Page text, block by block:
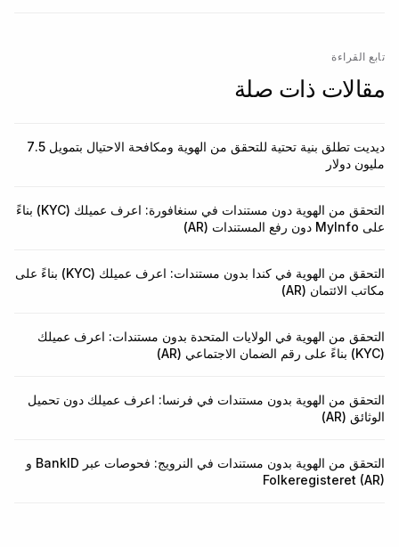
تابع القراءة
مقالات ذات صلة
ديديت تطلق بنية تحتية للتحقق من الهوية ومكافحة الاحتيال بتمويل 7.5
مليون دولار
التحقق من الهوية دون مستندات في سنغافورة: اعرف عميلك (KYC) بناءً
على MyInfo دون رفع المستندات (AR)
التحقق من الهوية في كندا بدون مستندات: اعرف عميلك (KYC) بناءً على
مكاتب الائتمان (AR)
التحقق من الهوية في الولايات المتحدة بدون مستندات: اعرف عميلك
(KYC) بناءً على رقم الضمان الاجتماعي (AR)
التحقق من الهوية بدون مستندات في فرنسا: اعرف عميلك دون تحميل
الوثائق (AR)
التحقق من الهوية بدون مستندات في النرويج: فحوصات عبر BankID و
Folkeregisteret (AR)